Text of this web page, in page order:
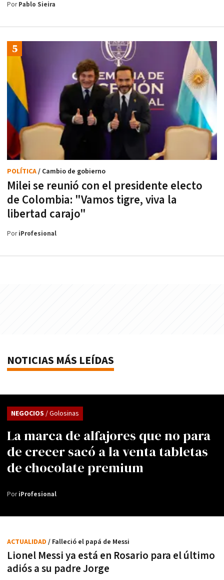
PorPablo Sieira
Milei se reunió con el presidente electo
de Colombia: "Vamos tigre, viva la
libertad carajo"
POLÍTICA/ Cambio de gobierno
PoriProfesional
NOTICIAS MÁS LEÍDAS
La marca de alfajores que no para
de crecer sacó a la venta tabletas
de chocolate premium
NEGOCIOS / Golosinas
PoriProfesional
Lionel Messi ya está en Rosario para el último
adiós a su padre Jorge
ACTUALIDAD / Falleció el papá de Messi